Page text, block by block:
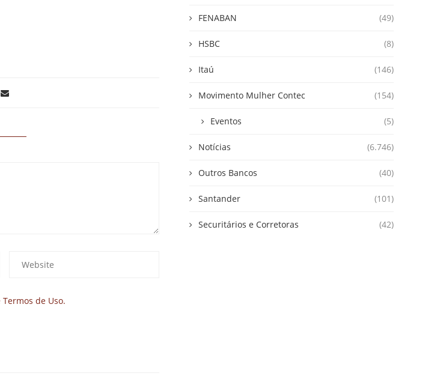
de Uso.
FENABAN (49)
HSBC (8)
Itaú (146)
Movimento Mulher Contec (154)
Eventos (5)
Notícias (6.746)
Outros Bancos (40)
Santander (101)
Securitários e Corretoras (42)